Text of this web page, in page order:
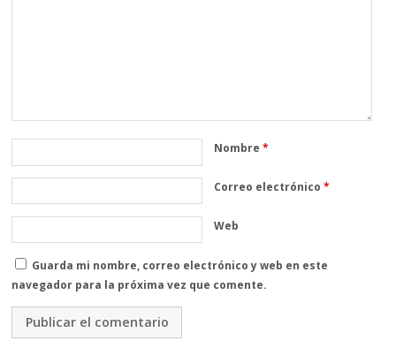
Nombre*
Correo electrónico*
Web
Guarda mi nombre, correo electrónico y web en este
navegador para la próxima vez que comente.